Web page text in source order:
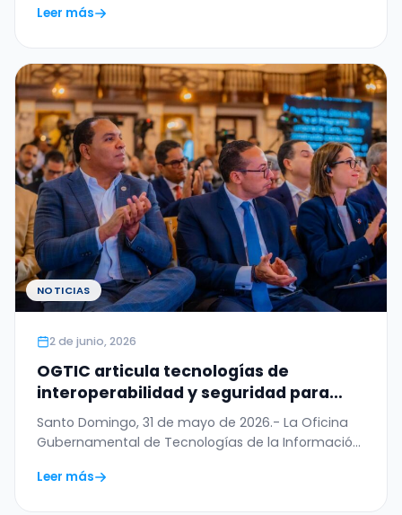
Leer más
NOTICIAS
2 de junio, 2026
OGTIC articula tecnologías de
interoperabilidad y seguridad para
digitalizar el Permiso de Salida del
Menor
Santo Domingo, 31 de mayo de 2026.- La Oficina
Gubernamental de Tecnologías de la Información
Leer más